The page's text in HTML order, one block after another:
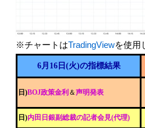
※チャートはTradingViewを使用
6月16日(火)の指標結果
日)BOJ政策金利 ＆声明発表
日)内田日銀副総裁の記者会見(代理)